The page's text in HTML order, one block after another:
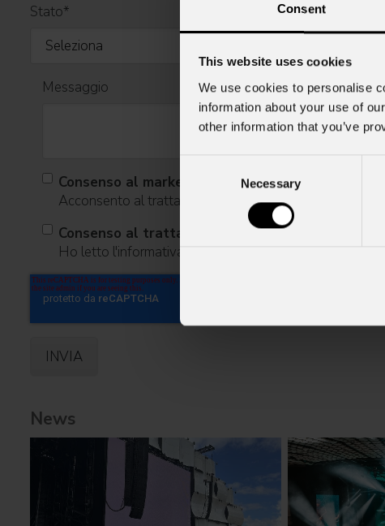
Consent
This website uses cookies
We use cookies to personalise
information about your use of
other information that you’ve
Selection
Necessary
Stato*
Messaggio
Consenso al marketing
Acconsento al trattamento dei dati per ricevere
Consenso al trattamento dei dati personali
Ho letto l'informativa ai sensi dell'art. 13 del GDPR;
News